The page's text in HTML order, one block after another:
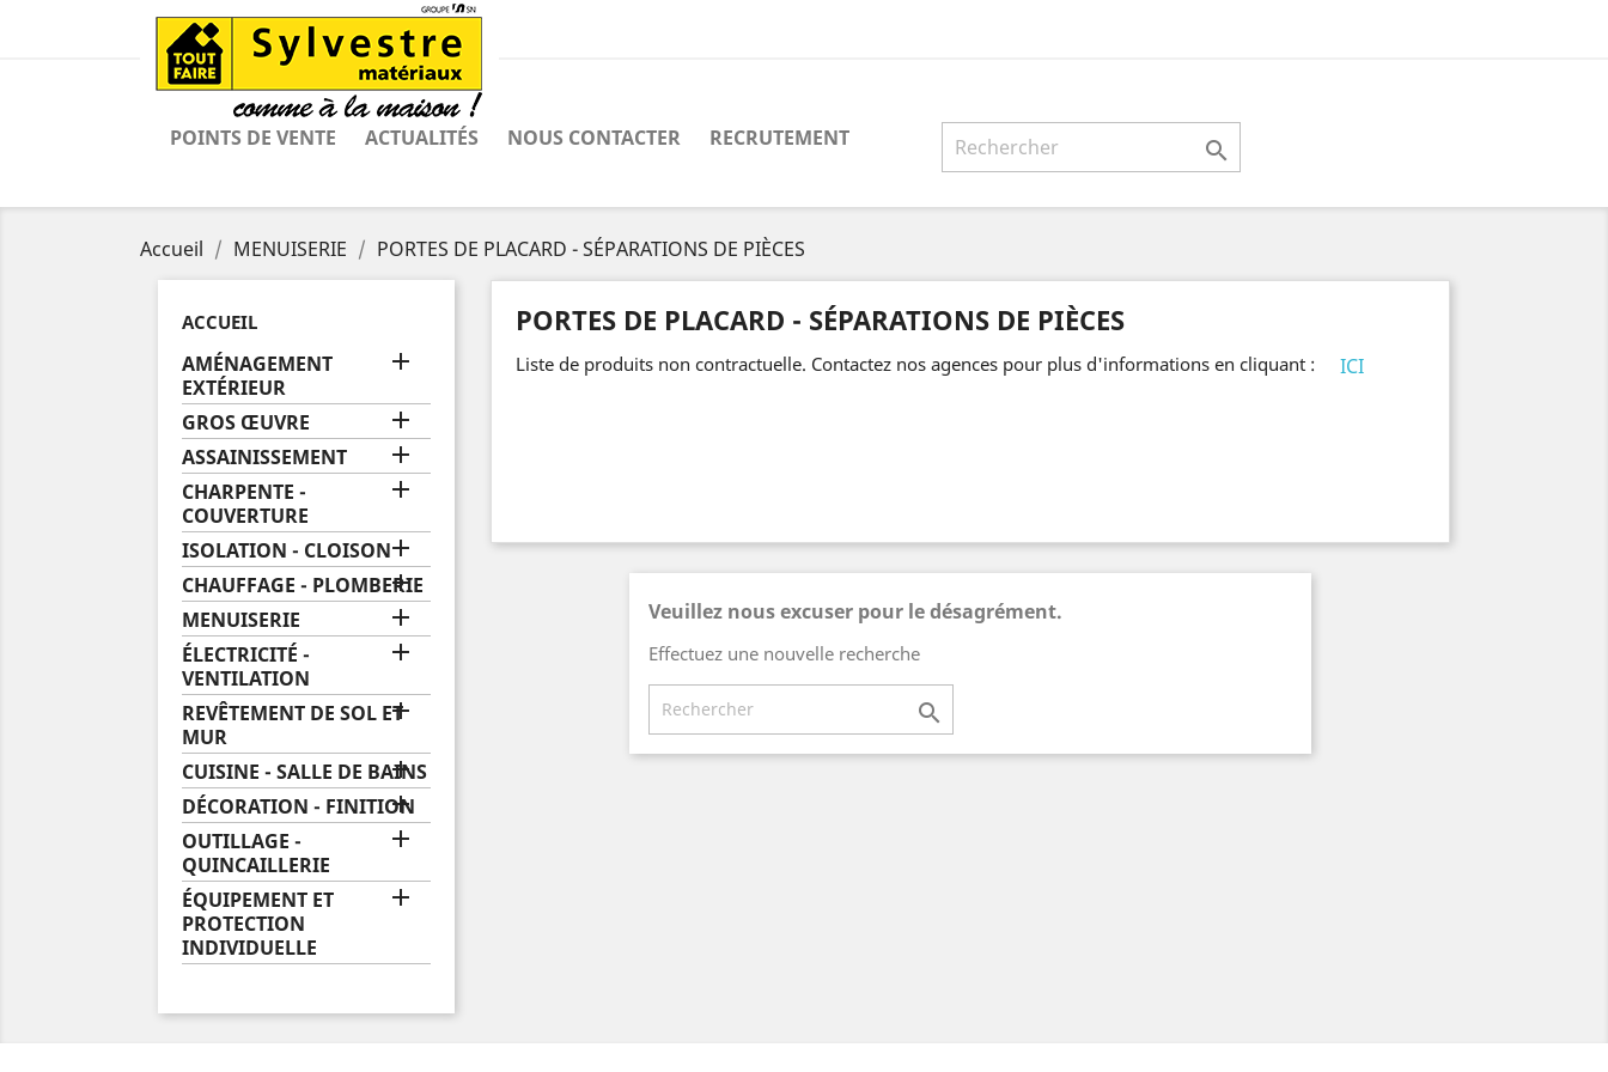
POINTS DE VENTE ACTUALITÉS NOUS CONTACTER RECRUTEMENT 
Accueil MENUISERIE PORTES DE PLACARD - SÉPARATIONS DE PIÈCES
ACCUEIL
AMÉNAGEMENT
EXTÉRIEUR

GROS ŒUVRE 
ASSAINISSEMENT 
CHARPENTE -
COUVERTURE

ISOLATION - CLOISON
CHAUFFAGE - PLOMBERIE

MENUISERIE 
ÉLECTRICITÉ -
VENTILATION

REVÊTEMENT DE SOL ET
MUR

CUISINE - SALLE DE BAINS

DÉCORATION - FINITION

OUTILLAGE -
QUINCAILLERIE

ÉQUIPEMENT ET
PROTECTION
INDIVIDUELLE

PORTES DE PLACARD - SÉPARATIONS DE PIÈCES
Liste de produits non contractuelle. Contactez nos agences pour plus d'informations en cliquant : ICI
Veuillez nous excuser pour le désagrément.
Effectuez une nouvelle recherche
